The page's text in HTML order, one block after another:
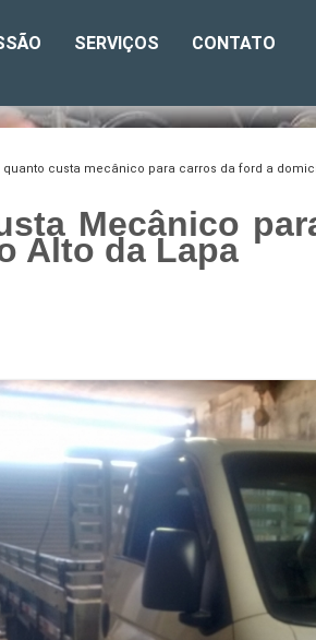
SERVIÇOS CONTATO
quanto custa mecânico para carros da ford a
Mecânico
Alto da Lapa